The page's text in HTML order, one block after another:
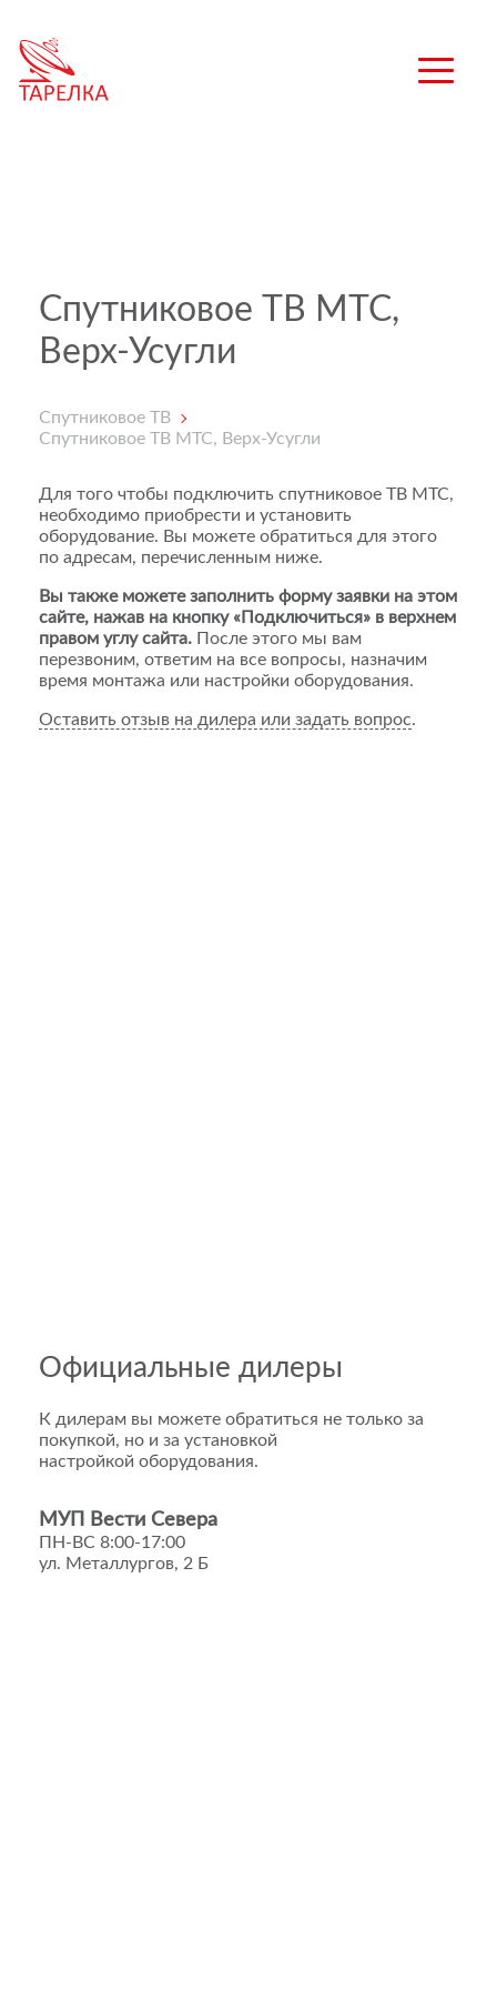
Спутниковое ТВ МТС,
Верх-Усугли
Спутниковое ТВ
Спутниковое ТВ МТС, Верх-Усугли
Для того чтобы подключить спутниковое ТВ МТС,
необходимо приобрести и установить
оборудование. Вы можете обратиться для этого
по адресам, перечисленным ниже.
Вы также можете заполнить форму заявки на этом
сайте, нажав на кнопку «Подключиться» в верхнем
правом углу сайта. После этого мы вам
перезвоним, ответим на все вопросы, назначим
время монтажа или настройки оборудования.
Оставить отзыв на дилера или задать вопрос.
Официальные дилеры
К дилерам вы можете обратиться не только за
покупкой, но и за установкой
настройкой оборудования.
МУП Вести Севера
ПН-ВС 8:00-17:00
ул. Металлургов, 2 Б